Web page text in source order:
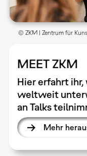
MEET ZKM
Hier erfahrt ihr,
weltweit
an Talks
Mehr
© ZKM | Zentrum für